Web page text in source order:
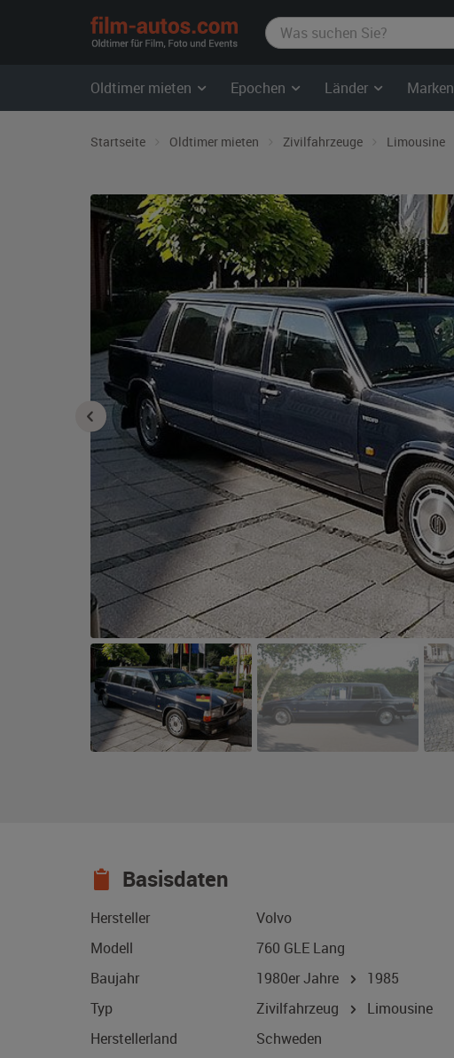
film-
autos.com
Oldtimer mieten Epochen Länder Marken
Startseite Oldtimer mieten Zivilfahrzeuge Limousine
Basisdaten
Hersteller
Volvo
Modell
760 GLE Lang
Baujahr
1980er Jahre
1985
Typ
Zivilfahrzeug
Limousine
Herstellerland
Schweden